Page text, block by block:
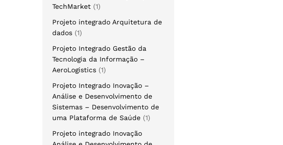
TechMarket
1
Projeto integrado Arquitetura de
dados
1
Projeto Integrado Gestão da
Tecnologia da Informação –
AeroLogistics
1
Projeto Integrado Inovação –
Análise e Desenvolvimento de
Sistemas – Desenvolvimento de
uma Plataforma de Saúde
1
Projeto integrado Inovação